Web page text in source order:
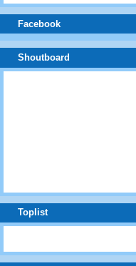
Facebook
Shoutboard
Toplist